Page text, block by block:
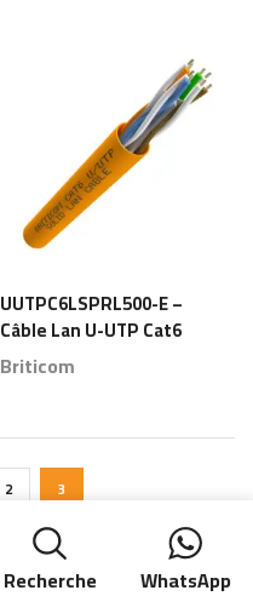
UUTPC6LSPRL500-E –
Câble Lan U-UTP Cat6
LSZH Violet 500m
23AWG Certifié ETL –
Briticom
2 3
Recherche WhatsApp